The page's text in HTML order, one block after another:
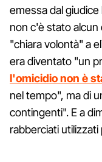
emessa dal giudice
non c'è stato alcun
"chiara volontà" a
era diventato "un
l'omicidio non è
nel tempo", ma di
contingenti". E a
rabberciati